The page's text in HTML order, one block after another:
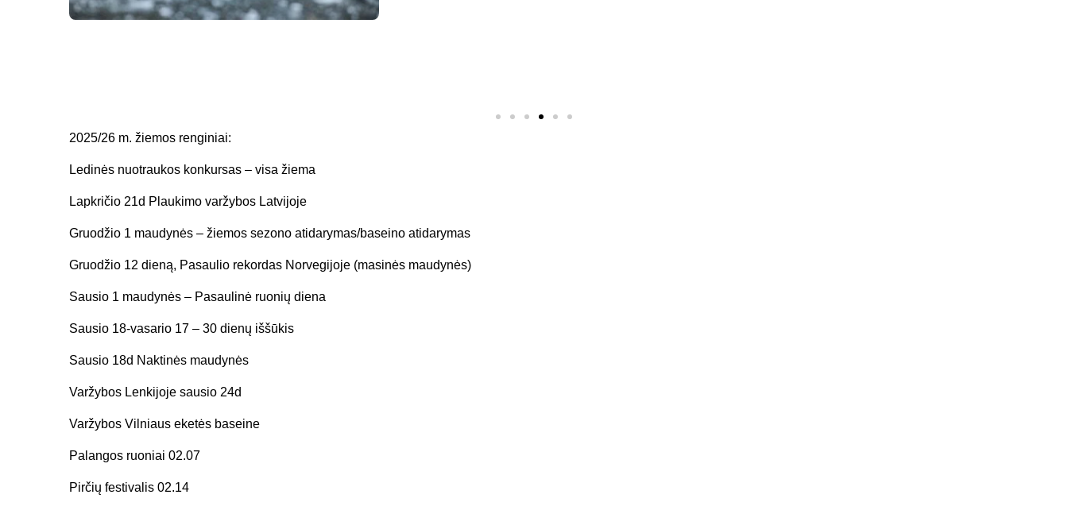
2025/26 m. žiemos renginiai:
Ledinės nuotraukos konkursas – visa žiema
Lapkričio 21d Plaukimo varžybos Latvijoje
Gruodžio 1 maudynės – žiemos sezono atidarymas/baseino atidarymas
Gruodžio 12 dieną, Pasaulio rekordas Norvegijoje (masinės maudynės)
Sausio 1 maudynės – Pasaulinė ruonių diena
Sausio 18-vasario 17 – 30 dienų iššūkis
Sausio 18d Naktinės maudynės
Varžybos Lenkijoje sausio 24d
Varžybos Vilniaus eketės baseine
Palangos ruoniai 02.07
Pirčių festivalis 02.14